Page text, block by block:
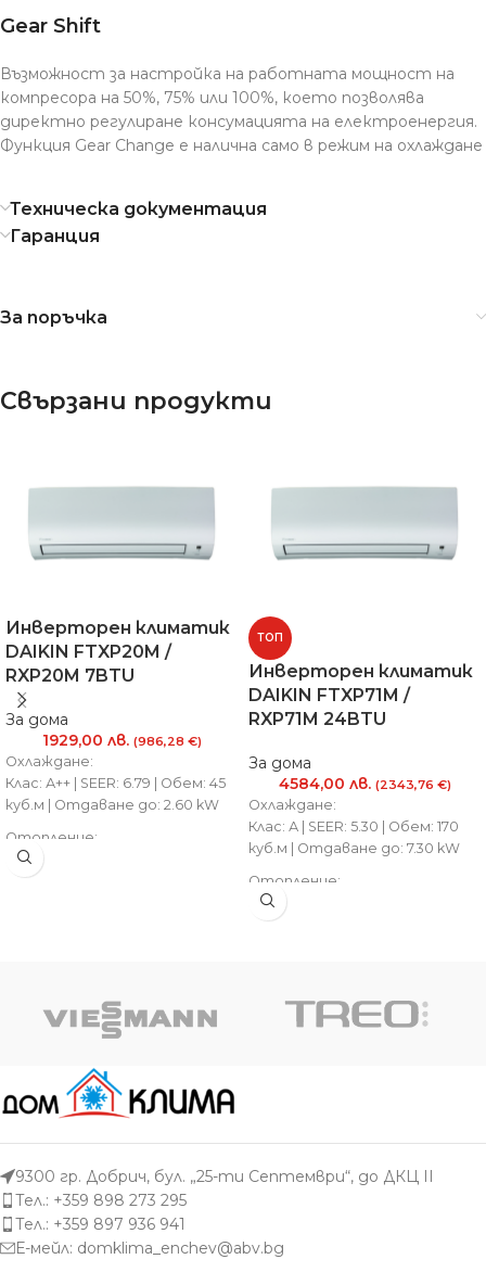
Gear Shift
Възможност за настройка на работната мощност на
компресора на 50%, 75% или 100%, което позволява
директно регулиране консумацията на електроенергия.
Функция Gear Change е налична само в режим на охлаждане
Техническа документация
Гаранция
За поръчка
Свързани продукти
Инверторен климатик
DAIKIN FTXP20M /
RXP20M 7BTU
За дома
1929,00 лв. (986,28 €)
Охлаждане:
Клас: А++ | SEER: 6.79 | Обем: 45
куб.м | Отдаване до: 2.60 kW
Отопление:
Клас: А++ | SCOP: 4.65 | Обем: 40
куб.м | Отдаване до: 3.50 kW
ТОП
Инверторен климатик
DAIKIN FTXP71M /
RXP71M 24BTU
За дома
4584,00 лв. (2343,76 €)
Охлаждане:
Клас: А | SEER: 5.30 | Обем: 170
куб.м | Отдаване до: 7.30 kW
Отопление:
Клас: А | SCOP: 3.81 | Обем: 160
куб.м | Отдаване до: 9.00 kW
9300 гр. Добрич, бул. „25-ти Септември“, до ДКЦ II
Тел.: +359 898 273 295
Тел.: +359 897 936 941
Е-мейл: domklima_enchev@abv.bg